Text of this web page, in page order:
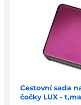
Cestovní sada
čočky LUX -